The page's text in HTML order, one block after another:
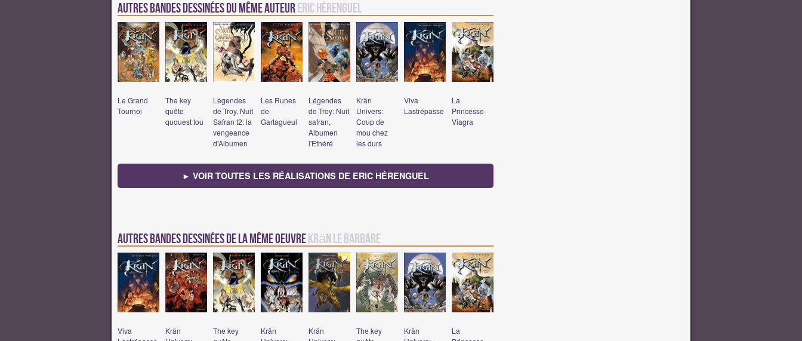
Autres Bandes Dessinées du même auteur Eric Hérenguel
Le Grand
Tournoi
The key
quête
quouest tou
Légendes
de Troy, Nuit
Safran t2: la
vengeance
d'Albumen
Les Runes
de
Gartagueul
Légendes
de Troy: Nuit
safran,
Albumen
l'Ethéré
Krän
Univers:
Coup de
mou chez
les durs
Viva
Lastrépasse
La
Princesse
Viagra
► VOIR TOUTES LES RÉALISATIONS DE ERIC HÉRENGUEL
Autres bandes dessinées de la même oeuvre Krän le barbare
Viva
Krän
The key
Krän
Krän
The key
Krän
La